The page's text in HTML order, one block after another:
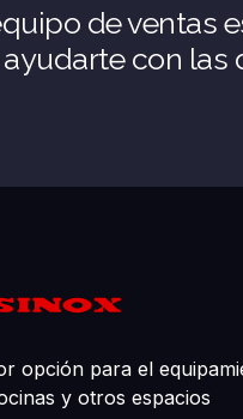
de ventas
con las
opción para el
y otros espacios